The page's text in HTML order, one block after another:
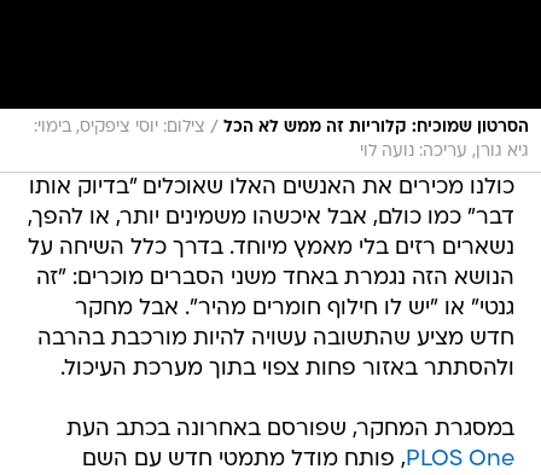
הסרטון שמוכיח: קלוריות זה ממש לא הכל / צילום: יוסי ציפקיס, בימוי:
גיא גורן, עריכה: נועה לוי
כולנו מכירים את האנשים האלו שאוכלים "בדיוק אותו
דבר" כמו כולם, אבל איכשהו משמינים יותר, או להפך,
נשארים רזים בלי מאמץ מיוחד. בדרך כלל השיחה על
הנושא הזה נגמרת באחד משני הסברים מוכרים: "זה
גנטי" או "יש לו חילוף חומרים מהיר". אבל מחקר
חדש מציע שהתשובה עשויה להיות מורכבת בהרבה
ולהסתתר באזור פחות צפוי בתוך מערכת העיכול.
במסגרת המחקר, שפורסם באחרונה בכתב העת
PLOS One, פותח מודל מתמטי חדש עם השם